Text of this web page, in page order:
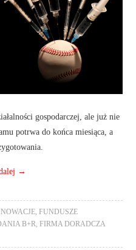
gospodarczej, ale już nie
potrwa do końca miesiąca, a
→
,FUNDUSZE
B+R ,FIRMA DORADCZA